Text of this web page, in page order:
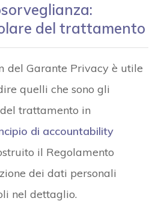
del trattamento
del Garante Privacy è utile
quelli che sono gli
trattamento in
di accountability
il Regolamento
dei dati personali
nel dettaglio.